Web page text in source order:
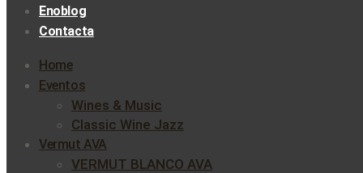
Enoblog
Contacta
Home
Eventos
Wines & Music
Classic Wine Jazz
Vermut AVA
VERMUT BLANCO AVA